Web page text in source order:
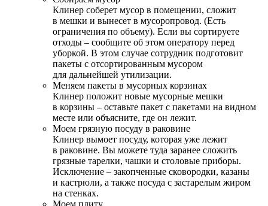
Клинер соберет мусор в помещении, сложит
в мешки и вынесет в мусоропровод. (Есть
ограничения по объему). Если вы сортируете
отходы – сообщите об этом оператору перед
уборкой. В этом случае сотрудник подготовит
пакеты с отсортированным мусором
для дальнейшей утилизации.
Меняем пакеты в мусорных корзинах
Клинер положит новые мусорные мешки
в корзины – оставьте пакет с пакетами на видном
месте или объясните, где он лежит.
Моем грязную посуду в раковине
Клинер вымоет посуду, которая уже лежит
в раковине. Вы можете туда заранее сложить
грязные тарелки, чашки и столовые приборы.
Исключение – закопченные сковородки, казаны
и кастрюли, а также посуда с застарелым жиром
на стенках.
Моем плиту